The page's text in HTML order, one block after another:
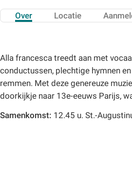
Over Locatie
Alla francesca treedt aan met
conductussen, plechtige hymnen
remmen. Met deze genereuze
doorkijkje naar 13e-eeuws Parijs,
Samenkomst: 12.45 u. St.-